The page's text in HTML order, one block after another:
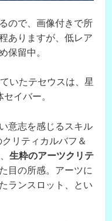
ので、画像付きで所
ありますが、低レア
保留中。
いたテセウスは、星
イバー。
意志を感じるスキル
リティカルバフ＆
生粋のアーツクリテ
目の所感。アーツに
ランスロット、とい